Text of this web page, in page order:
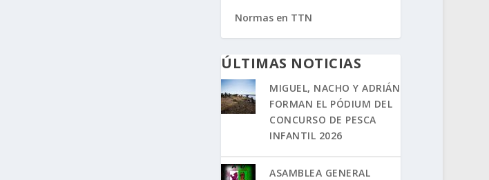
Normas en TTN
ÚLTIMAS NOTICIAS
MIGUEL, NACHO Y ADRIÁN
FORMAN EL PÓDIUM DEL
CONCURSO DE PESCA
INFANTIL 2026
ASAMBLEA GENERAL